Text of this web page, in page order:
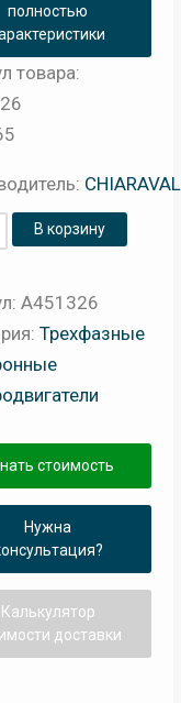
полностью
товара:
В корзину
A451326
Трехфазные
стоимость
Нужна
Калькулятор
доставки